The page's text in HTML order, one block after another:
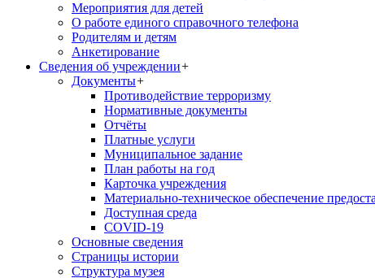
Мероприятия для детей
О работе единого справочного телефона
Родителям и детям
Анкетирование
Сведения об учреждении+
Документы+
Противодействие терроризму
Нормативные документы
Отчёты
Платные услуги
Муниципальное задание
План работы на год
Карточка учреждения
Материально-техническое обеспечение
Доступная среда
COVID-19
Основные сведения
Страницы истории
Структура музея